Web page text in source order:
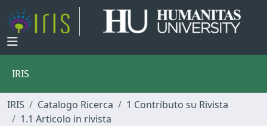
IRIS
IRIS Catalogo Ricerca
1 Contributo su Rivista
1.1 Articolo in rivista